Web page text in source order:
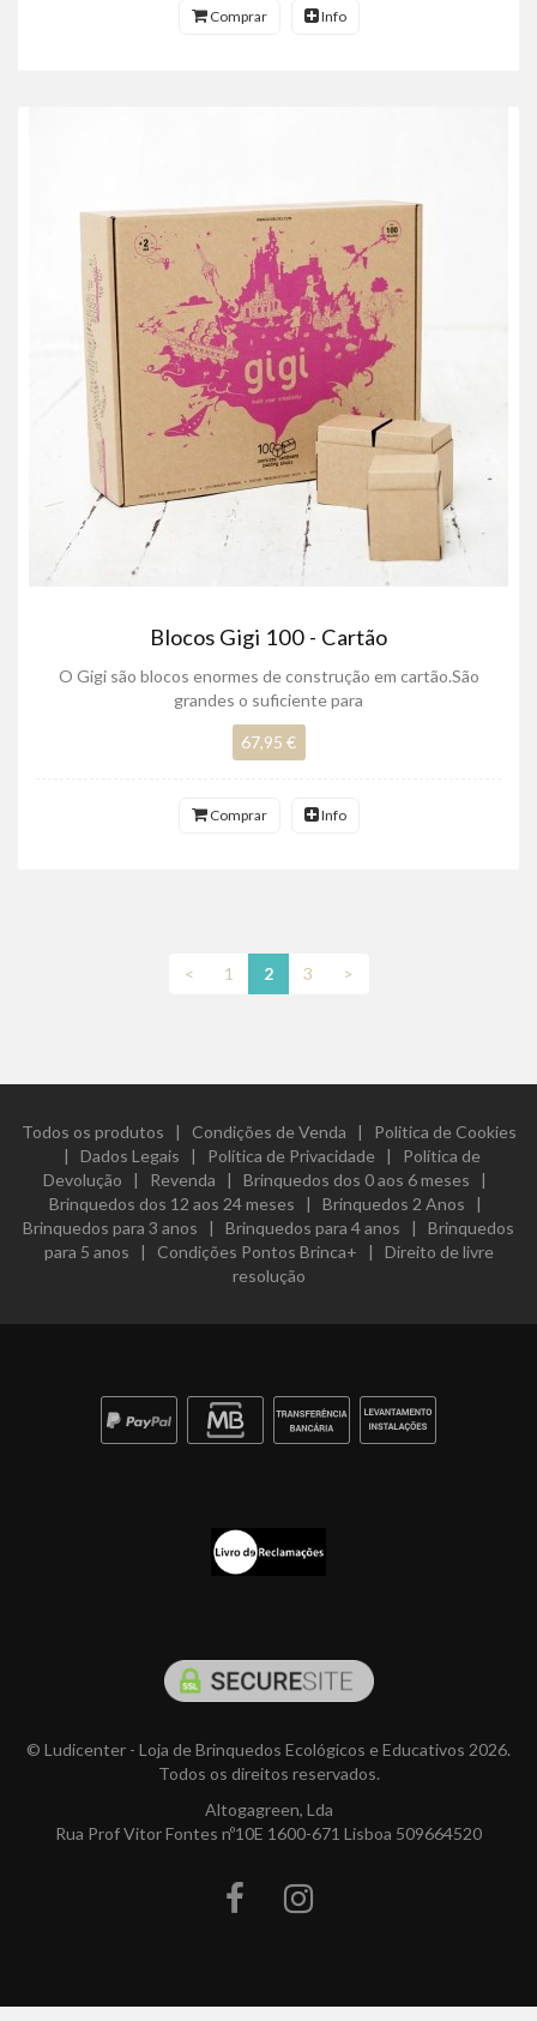
Comprar Info
Blocos Gigi 100 - Cartão
O Gigi são blocos enormes de construção em cartão.São
grandes o suficiente para
67,95 €
Comprar Info
< 1 2 3 >
Todos os produtos | Condições de Venda | Politica de Cookies
| Dados Legais | Política de Privacidade | Política de
Devolução | Revenda | Brinquedos dos 0 aos 6 meses |
Brinquedos dos 12 aos 24 meses | Brinquedos 2 Anos |
Brinquedos para 3 anos | Brinquedos para 4 anos | Brinquedos
para 5 anos | Condições Pontos Brinca+ | Direito de livre
resolução
© Ludicenter - Loja de Brinquedos Ecológicos e Educativos 2026.
Todos os direitos reservados.
Altogagreen, Lda
Rua Prof Vitor Fontes nº10E 1600-671 Lisboa 509664520